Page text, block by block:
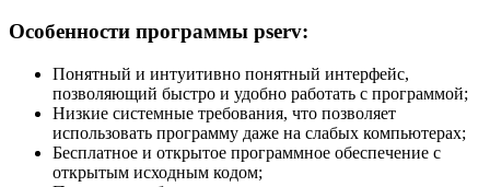
Особенности программы pserv:
Понятный и интуитивно понятный интерфейс,
позволяющий быстро и удобно работать с программой;
Низкие системные требования, что позволяет
использовать программу даже на слабых компьютерах;
Бесплатное и открытое программное обеспечение с
открытым исходным кодом;